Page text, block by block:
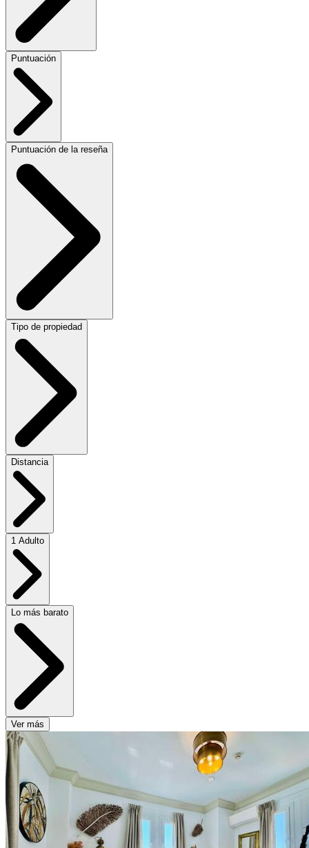
Puntuación
Puntuación de la reseña
Tipo de propiedad
Distancia
1 Adulto
Lo más barato
Ver más